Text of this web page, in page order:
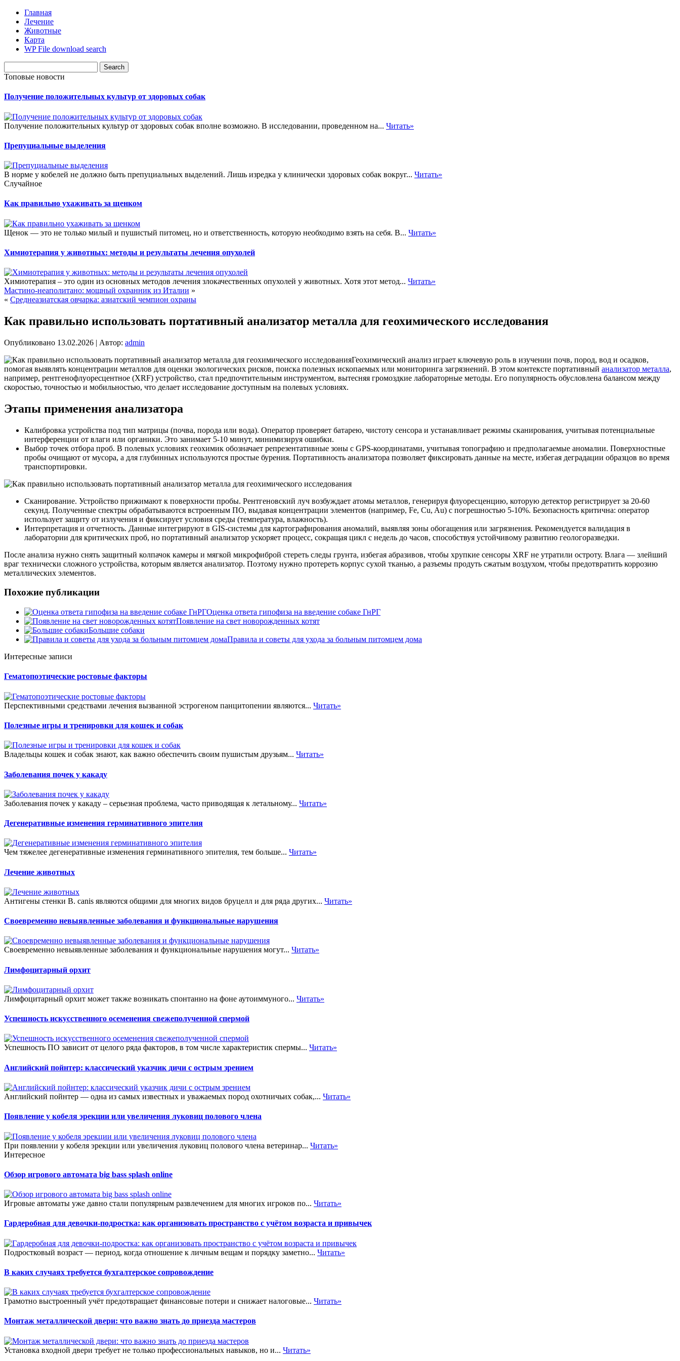
Главная
Лечение
Животные
Карта
WP File download search
Топовые новости
Получение положительных культур от здоровых собак
Получение положительных культур от здоровых собак вполне возможно. В исследовании, проведенном на... Читать»
Препуциальные выделения
В норме у кобелей не должно быть препуциальных выделений. Лишь изредка у клинически здоровых собак вокруг... Читать»
Случайное
Как правильно ухаживать за щенком
Щенок — это не только милый и пушистый питомец, но и ответственность, которую необходимо взять на себя. В... Читать»
Химиотерапия у животных: методы и результаты лечения опухолей
Химиотерапия – это один из основных методов лечения злокачественных опухолей у животных. Хотя этот метод... Читать»
Мастино-неаполитано: мощный охранник из Италии »
« Среднеазиатская овчарка: азиатский чемпион охраны
Как правильно использовать портативный анализатор металла для геохимического исследования
Опубликовано 13.02.2026 | Автор: admin
Геохимический анализ играет ключевую роль в изучении почв, пород, вод и осадков,
помогая выявлять концентрации металлов для оценки экологических рисков, поиска полезных ископаемых или мониторинга загрязнений. В этом контексте портативный анализатор металла,
например, рентгенофлуоресцентное (XRF) устройство, стал предпочтительным инструментом, вытесняя громоздкие лабораторные методы. Его популярность обусловлена балансом между
скоростью, точностью и мобильностью, что делает исследование доступным на полевых условиях.
Этапы применения анализатора
Калибровка устройства под тип матрицы (почва, порода или вода). Оператор проверяет батарею, чистоту сенсора и устанавливает режимы сканирования, учитывая потенциальные
интерференции от влаги или органики. Это занимает 5-10 минут, минимизируя ошибки.
Выбор точек отбора проб. В полевых условиях геохимик обозначает репрезентативные зоны с GPS-координатами, учитывая топографию и предполагаемые аномалии. Поверхностные
пробы очищают от мусора, а для глубинных используются простые бурения. Портативность анализатора позволяет фиксировать данные на месте, избегая деградации образцов во время
транспортировки.
Сканирование. Устройство прижимают к поверхности пробы. Рентгеновский луч возбуждает атомы металлов, генерируя флуоресценцию, которую детектор регистрирует за 20-60
секунд. Полученные спектры обрабатываются встроенным ПО, выдавая концентрации элементов (например, Fe, Cu, Au) с погрешностью 5-10%. Безопасность критична: оператор
использует защиту от излучения и фиксирует условия среды (температура, влажность).
Интерпретация и отчетность. Данные интегрируют в GIS-системы для картографирования аномалий, выявляя зоны обогащения или загрязнения. Рекомендуется валидация в
лаборатории для критических проб, но портативный анализатор ускоряет процесс, сокращая цикл с недель до часов, способствуя устойчивому развитию геологоразведки.
После анализа нужно снять защитный колпачок камеры и мягкой микрофиброй стереть следы грунта, избегая абразивов, чтобы хрупкие сенсоры XRF не утратили остроту. Влага — злейший
враг технически сложного устройства, которым является анализатор. Поэтому нужно протереть корпус сухой тканью, а разъемы продуть сжатым воздухом, чтобы предотвратить коррозию
металлических элементов.
Похожие публикации
Оценка ответа гипофиза на введение собаке ГнРГ
Появление на свет новорожденных котят
Большие собаки
Правила и советы для ухода за больным питомцем дома
Интересные записи
Гематопоэтические ростовые факторы
Перспективными средствами лечения вызванной эстрогеном панцитопении являются... Читать»
Полезные игры и тренировки для кошек и собак
Владельцы кошек и собак знают, как важно обеспечить своим пушистым друзьям... Читать»
Заболевания почек у какаду
Заболевания почек у какаду – серьезная проблема, часто приводящая к летальному... Читать»
Дегенеративные изменения герминативного эпителия
Чем тяжелее дегенеративные изменения герминативного эпителия, тем больше... Читать»
Лечение животных
Антигены стенки B. canis являются общими для многих видов бруцелл и для ряда других... Читать»
Своевременно невыявленные заболевания и функциональные нарушения
Своевременно невыявленные заболевания и функциональные нарушения могут... Читать»
Лимфоцитарный орхит
Лимфоцитарный орхит может также возникать спонтанно на фоне аутоиммуного... Читать»
Успешность искусственного осеменения свежеполученной спермой
Успешность ПО зависит от целого ряда факторов, в том числе характеристик спермы... Читать»
Английский пойнтер: классический указчик дичи с острым зрением
Английский пойнтер — одна из самых известных и уважаемых пород охотничьих собак,... Читать»
Появление у кобеля эрекции или увеличения луковиц полового члена
При появлении у кобеля эрекции или увеличения луковиц полового члена ветеринар... Читать»
Интересное
Обзор игрового автомата big bass splash online
Игровые автоматы уже давно стали популярным развлечением для многих игроков по... Читать»
Гардеробная для девочки-подростка: как организовать пространство с учётом возраста и привычек
Подростковый возраст — период, когда отношение к личным вещам и порядку заметно... Читать»
В каких случаях требуется бухгалтерское сопровождение
Грамотно выстроенный учёт предотвращает финансовые потери и снижает налоговые... Читать»
Монтаж металлической двери: что важно знать до приезда мастеров
Установка входной двери требует не только профессиональных навыков, но и... Читать»